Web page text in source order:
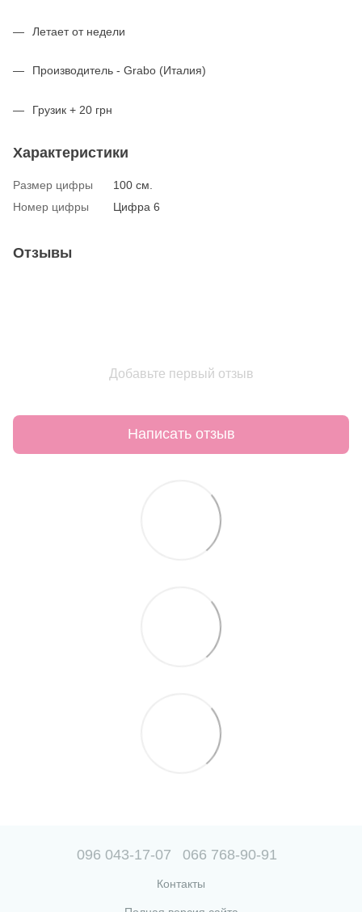
Летает от недели
Производитель - Grabo (Италия)
Грузик + 20 грн
Характеристики
Размер цифры
100 см.
Номер цифры
Цифра 6
Отзывы
Добавьте первый отзыв
Написать отзыв
096 043-17-07 066 768-90-91
Контакты